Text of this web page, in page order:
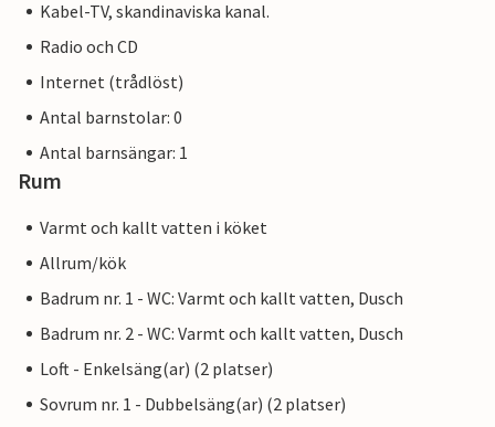
Kabel-TV, skandinaviska kanal.
Radio och CD
Internet (trådlöst)
Antal barnstolar: 0
Antal barnsängar: 1
Rum
Varmt och kallt vatten i köket
Allrum/kök
Badrum nr. 1 - WC: Varmt och kallt vatten, Dusch
Badrum nr. 2 - WC: Varmt och kallt vatten, Dusch
Loft - Enkelsäng(ar) (2 platser)
Sovrum nr. 1 - Dubbelsäng(ar) (2 platser)